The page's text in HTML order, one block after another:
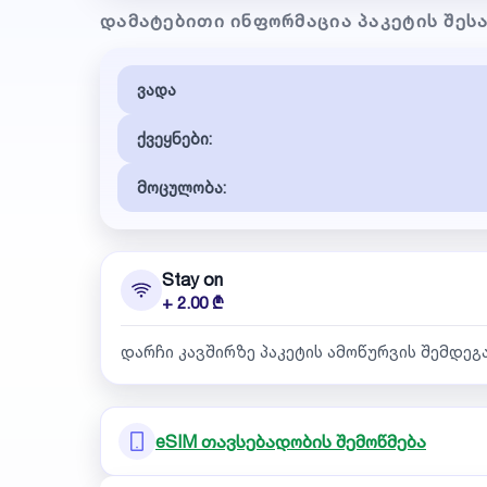
ᲓᲐᲛᲐᲢᲔᲑᲘᲗᲘ ᲘᲜᲤᲝᲠᲛᲐᲪᲘᲐ ᲞᲐᲙᲔᲢᲘᲡ
ვადა
ქვეყნები:
მოცულობა:
Stay on
+ 2.00 ₾
დარჩი კავშირზე პაკეტის ამოწურვის
eSIM თავსებადობის შემოწმება